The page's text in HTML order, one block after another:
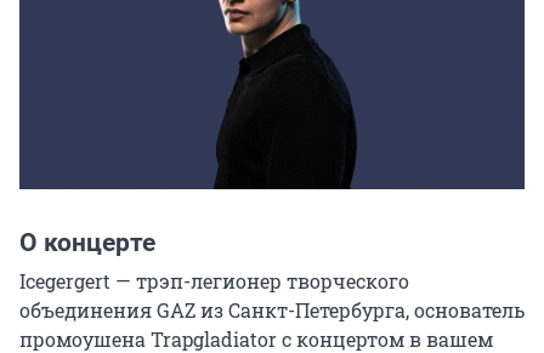
О концерте
Icegergert — трэп-легионер творческого
объединения GAZ из Санкт-Петербурга, основатель
промоушена Trapgladiator с концертом в вашем